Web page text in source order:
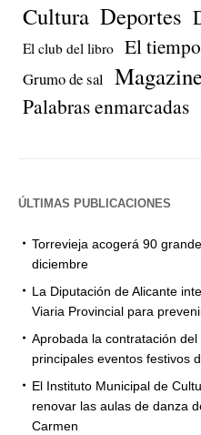
Cultura Deportes
El club del libro El tiempo
Grumo de sal
Palabras enmarcadas
ÚLTIMAS PUBLICACIONES
Torrevieja acogerá 90
diciembre
La Diputación de Alicante
Viaria Provincial para
Aprobada la contratación
principales eventos festivos
El Instituto Municipal de
renovar las aulas de danza
Carmen